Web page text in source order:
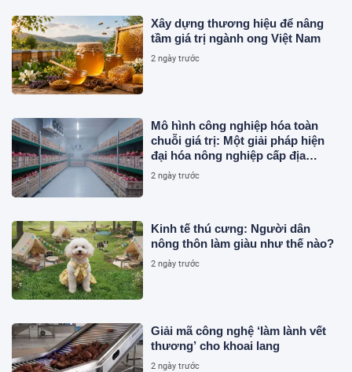
Xây dựng thương hiệu để nâng
tầm giá trị ngành ong Việt Nam
2 ngày trước
Mô hình công nghiệp hóa toàn
chuỗi giá trị: Một giải pháp hiện
đại hóa nông nghiệp cấp địa
phương tại Việt Nam
2 ngày trước
Kinh tế thú cưng: Người dân
nông thôn làm giàu như thế nào?
2 ngày trước
Giải mã công nghệ ‘làm lành vết
thương’ cho khoai lang
2 ngày trước